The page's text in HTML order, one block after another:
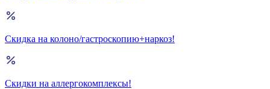
Скидка на колоно/гастроскопию+наркоз!
Скидки на аллергокомплексы!